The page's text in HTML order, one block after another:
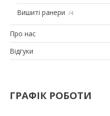
Вишиті ранери 4
Про нас
Відгуки
ГРАФІК РОБОТИ